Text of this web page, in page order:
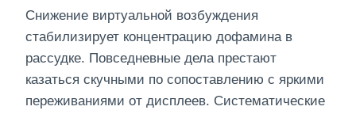
Снижение виртуальной возбуждения
стабилизирует концентрацию дофамина в
рассудке. Повседневные дела престают
казаться скучными по сопоставлению с яркими
переживаниями от дисплеев. Систематические